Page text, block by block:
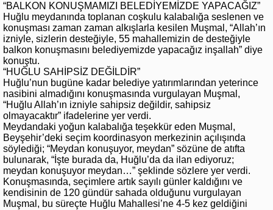
“BALKON KONUŞMAMIZI BELEDİYEMİZDE YAPACAĞIZ”
Huğlu meydanında toplanan coşkulu kalabalığa seslenen ve
konuşması zaman zaman alkışlarla kesilen Muşmal, “Allah’ın
izniyle, sizlerin desteğiyle, 55 mahallemizin de desteğiyle
balkon konuşmasını belediyemizde yapacağız inşallah” diye
konuştu.
“HUĞLU SAHİPSİZ DEĞİLDİR”
Huğlu’nun bugüne kadar belediye yatırımlarından yeterince
nasibini almadığını konuşmasında vurgulayan Muşmal,
“Huğlu Allah’ın izniyle sahipsiz değildir, sahipsiz
olmayacaktır” ifadelerine yer verdi.
Meydandaki yoğun kalabalığa teşekkür eden Muşmal,
Beyşehir’deki seçim koordinasyon merkezinin açılışında
söylediği; “Meydan konuşuyor, meydan” sözüne de atıfta
bulunarak, “İşte burada da, Huğlu’da da ilan ediyoruz;
meydan konuşuyor meydan…” şeklinde sözlere yer verdi.
Konuşmasında, seçimlere artık sayılı günler kaldığını ve
kendisinin de 120 gündür sahada olduğunu vurgulayan
Muşmal, bu süreçte Huğlu Mahallesi’ne 4-5 kez geldiğini